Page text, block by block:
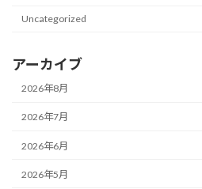
Uncategorized
アーカイブ
2026年8月
2026年7月
2026年6月
2026年5月